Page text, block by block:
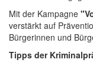
Mit der Kampagne
verstärkt auf
Bürgerinnen und
Tipps der